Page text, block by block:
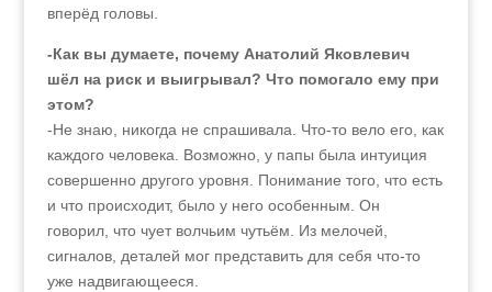
вперёд головы.
-Как вы думаете, почему Анатолий Яковлевич
шёл на риск и выигрывал? Что помогало ему при
этом?
-Не знаю, никогда не спрашивала. Что-то вело его, как
каждого человека. Возможно, у папы была интуиция
совершенно другого уровня. Понимание того, что есть
и что происходит, было у него особенным. Он
говорил, что чует волчьим чутьём. Из мелочей,
сигналов, деталей мог представить для себя что-то
уже надвигающееся.